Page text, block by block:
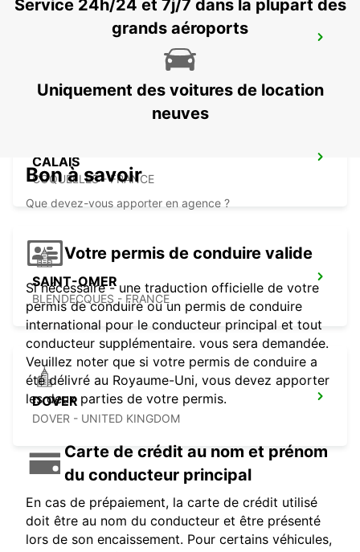
ABBEVILLE GARE - POINT DE SERVICE
CALAIS
COQUELLES - FRANCE
SAINT-OMER
BLENDECQUES - FRANCE
DOVER
DOVER - UNITED KINGDOM
Service 24h/24 et 7j/7 dans la plupart des
grands aéroports
Uniquement des voitures de location
neuves
Bon à savoir
Que devez-vous apporter en agence ?
Votre permis de conduire valide
Si nécessaire - une traduction officielle de votre
permis de conduire ou un permis de conduire
international pour le conducteur principal et tout
conducteur supplémentaire. vous sera demandée.
Veuillez noter que si votre permis de conduire a
été délivré au Royaume-Uni, vous devez apporter
les deux parties de votre permis.
Carte de crédit au nom et prénom
du conducteur principal
En cas de prépaiement, la carte de crédit utilisé
doit être au nom du conducteur et être présenté
lors de son encaissement. Pour certains véhicules,